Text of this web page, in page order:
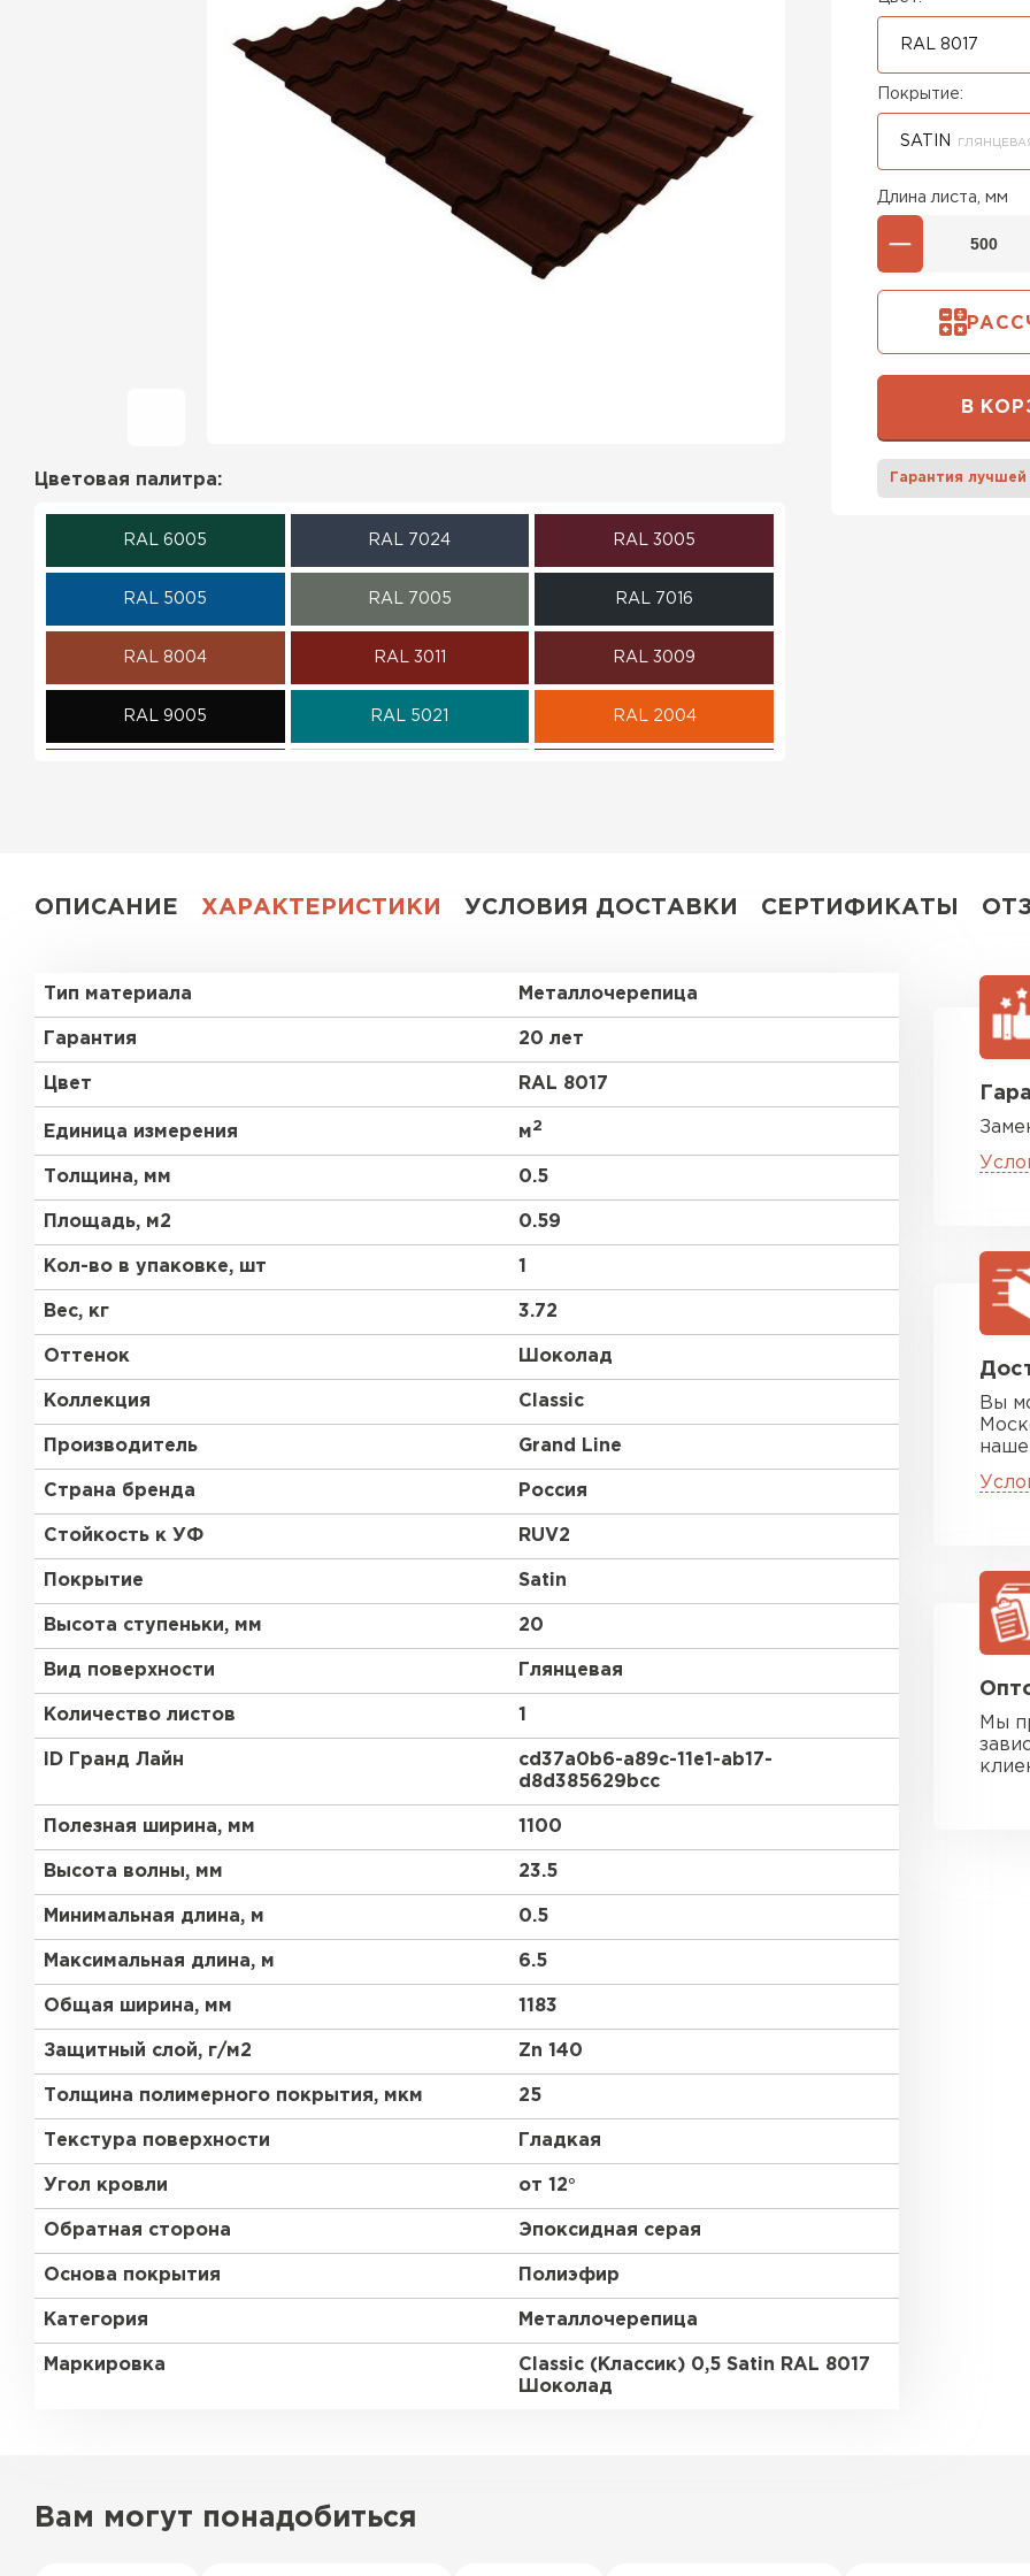
Фальцевая кровля
Ондулин
Гибкая черепица
Цветовая палитра:
RAL 6005 RAL 7024 RAL 3005
RAL 5005 RAL 7005 RAL 7016
RAL 8004 RAL 3011 RAL 3009
RAL 9005 RAL 5021 RAL 2004
RR 33
RAL 8017
Покрытие:
SATIN
Длина листа, мм
В
Гарантия лучшей
ОПИСАНИЕ ХАРАКТЕРИСТИКИ УСЛОВИЯ ДОСТАВКИ СЕРТИФИКАТЫ
Тип материала Металлочерепица
Гарантия 20 лет
Цвет RAL 8017
Единица измерения м2
Толщина, мм 0.5
Площадь, м2 0.59
Кол-во в упаковке, шт 1
Вес, кг 3.72
Оттенок Шоколад
Коллекция Classic
Производитель Grand Line
Страна бренда Россия
Стойкость к УФ RUV2
Покрытие Satin
Высота ступеньки, мм 20
Вид поверхности Глянцевая
Количество листов 1
ID Гранд Лайн
cd37a0b6-a89c-11e1-ab17-
d8d385629bcc
Полезная ширина, мм 1100
Высота волны, мм 23.5
Минимальная длина, м 0.5
Максимальная длина, м 6.5
Общая ширина, мм 1183
Защитный слой, г/м2 Zn 140
Толщина полимерного покрытия, мкм 25
Текстура поверхности Гладкая
Угол кровли от 12°
Обратная сторона Эпоксидная серая
Основа покрытия Полиэфир
Категория Металлочерепица
Маркировка
Classic (Классик) 0,5 Satin RAL 8017
Шоколад
Вы
Мы
Вам могут понадобиться
Профилированный лист
ПЕРЕЙТИ
Цементно-
Керамическая черепица
ПЕРЕЙТИ